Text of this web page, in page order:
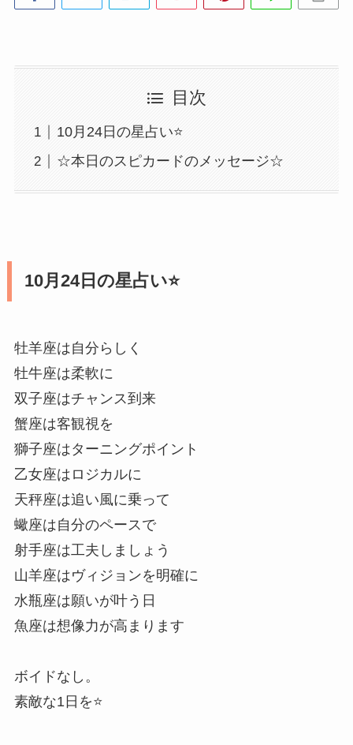
目次
10月24日の星占い⭐️
☆本日のスピカードのメッセージ☆
10月24日の星占い⭐️
牡羊座は自分らしく
牡牛座は柔軟に
双子座はチャンス到来
蟹座は客観視を
獅子座はターニングポイント
乙女座はロジカルに
天秤座は追い風に乗って
蠍座は自分のペースで
射手座は工夫しましょう
山羊座はヴィジョンを明確に
水瓶座は願いが叶う日
魚座は想像力が高まります
ボイドなし。
素敵な1日を⭐️